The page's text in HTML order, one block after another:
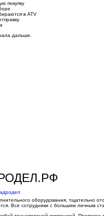
покупку
в ATV
дальше.
оборудования, тщательно
Все сотрудники с большим личным